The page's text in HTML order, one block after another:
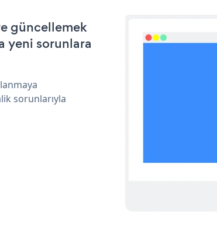
güncellemek
yeni sorunlara
sorunlarıyla